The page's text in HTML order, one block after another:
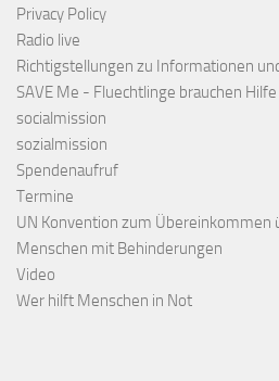
Privacy Policy
Radio live
Richtigstellungen zu Informationen
SAVE Me - Fluechtlinge brauchen Hilfe
socialmission
sozialmission
Spendenaufruf
Termine
UN Konvention zum Übereinkommen
Menschen mit Behinderungen
Video
Wer hilft Menschen in Not